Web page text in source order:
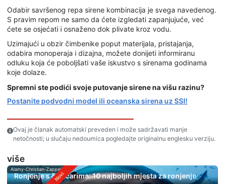
Odabir savršenog repa sirene kombinacija je svega navedenog.
S pravim repom ne samo da ćete izgledati zapanjujuće, već
ćete se osjećati i osnaženo dok plivate kroz vodu.
Uzimajući u obzir čimbenike poput materijala, pristajanja,
odabira monoperaja i dizajna, možete donijeti informiranu
odluku koja će poboljšati vaše iskustvo s sirenama godinama
koje dolaze.
Spremni ste podići svoje putovanje sirene na višu razinu?
Postanite podvodni model ili oceanska sirena uz SSI!
Ovaj je članak automatski preveden i može sadržavati manje
netočnosti; u slučaju nedoumica pogledajte originalnu englesku verziju.
više
Alamy-Christian-Zappel
Ronjenje s čekićarima: 10 najboljih mjesta za ronjenje